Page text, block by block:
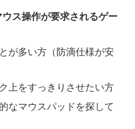
ウス操作が要求されるゲー
が多い方（防滴仕様が安
上をすっきりさせたい方
なマウスパッドを探して